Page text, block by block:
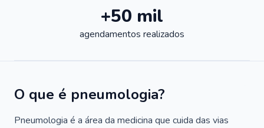
+50 mil
agendamentos realizados
O que é pneumologia?
Pneumologia é a área da medicina que cuida das vias